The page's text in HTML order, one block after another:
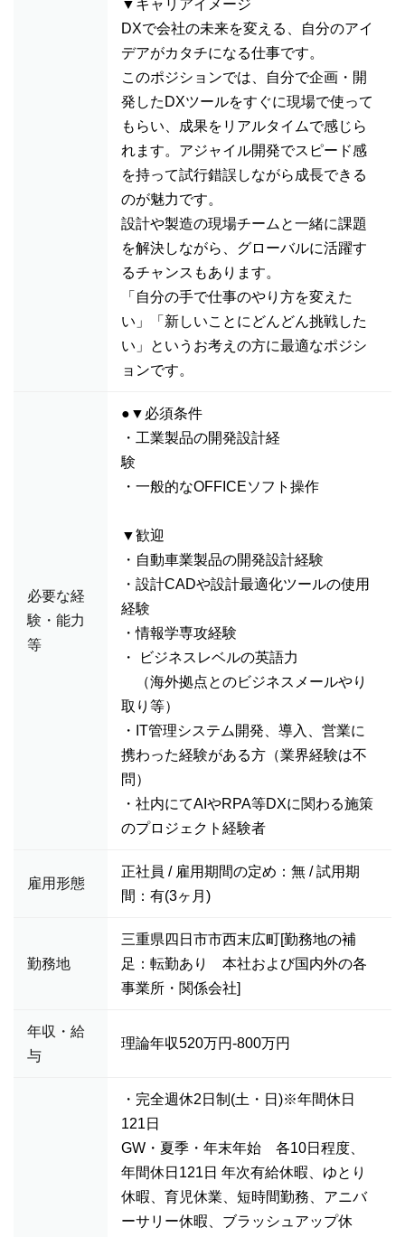
▼キャリアイメージ
DXで会社の未来を変える、自分のアイ
デアがカタチになる仕事です。
このポジションでは、自分で企画・開
発したDXツールをすぐに現場で使って
もらい、成果をリアルタイムで感じら
れます。アジャイル開発でスピード感
を持って試行錯誤しながら成長できる
のが魅力です。
設計や製造の現場チームと一緒に課題
を解決しながら、グローバルに活躍す
るチャンスもあります。
「自分の手で仕事のやり方を変えた
い」「新しいことにどんどん挑戦した
い」というお考えの方に最適なポジシ
ョンです。
必要な経
験・能力
等
●▼必須条件
・工業製品の開発設計経
験
・一般的なOFFICEソフト操作
▼歓迎
・自動車業製品の開発設計経験
・設計CADや設計最適化ツールの使用
経験
・情報学専攻経験
・ ビジネスレベルの英語力
（海外拠点とのビジネスメールやり
取り等）
・IT管理システム開発、導入、営業に
携わった経験がある方（業界経験は不
問）
・社内にてAIやRPA等DXに関わる施策
のプロジェクト経験者
雇用形態
正社員 / 雇用期間の定め：無 / 試用期
間：有(3ヶ月)
勤務地
三重県四日市市西末広町[勤務地の補
足：転勤あり 本社および国内外の各
事業所・関係会社]
年収・給
与
理論年収520万円-800万円
・完全週休2日制(土・日)※年間休日
121日
GW・夏季・年末年始 各10日程度、
年間休日121日 年次有給休暇、ゆとり
休暇、育児休業、短時間勤務、アニバ
ーサリー休暇、ブラッシュアップ休